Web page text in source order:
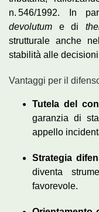
n. 546/1992. In
devolutum e di
strutturale anche
stabilità alle
Vantaggi per il
Tutela del
garanzia di
appello
Strategia
diventa
favorevole.